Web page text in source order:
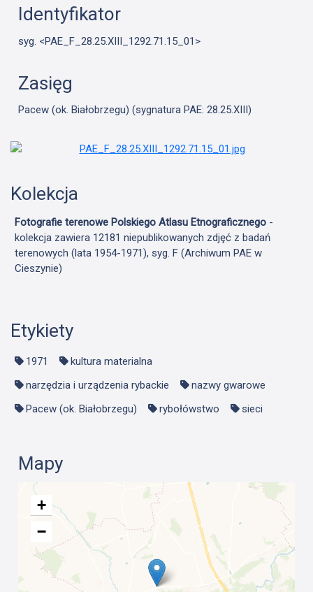
Identyfikator
syg. <PAE_F_28.25.XIII_1292.71.15_01>
Zasięg
Pacew (ok. Białobrzegu) (sygnatura PAE: 28.25.XIII)
Kolekcja
Fotografie terenowe Polskiego Atlasu Etnograficznego -
kolekcja zawiera 12181 niepublikowanych zdjęć z badań
terenowych (lata 1954-1971), syg. F (Archiwum PAE w
Cieszynie)
Etykiety
1971
kultura materialna
narzędzia i urządzenia rybackie
nazwy gwarowe
Pacew (ok. Białobrzegu)
rybołówstwo sieci
Mapy
+
−